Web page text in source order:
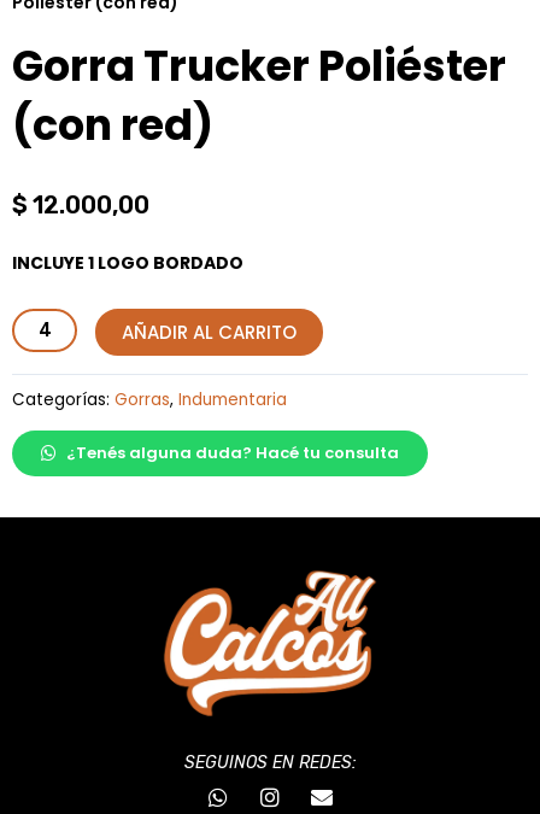
Gorra Trucker Poliéster
(con red)
$ 12.000,00
INCLUYE 1 LOGO BORDADO
Gorra
Trucker
Poliéster
(con
red)
AÑADIR AL CARRITO
Categorías: Gorras, Indumentaria
¿Tenés alguna duda? Hacé tu consulta
SEGUINOS EN REDES:
W
h
I
n
E
n